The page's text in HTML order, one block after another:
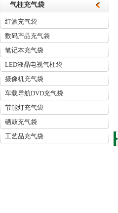
气柱充气袋
红酒充气袋
数码产品充气袋
笔记本充气袋
LED液晶电视气柱袋
摄像机充气袋
车载导航DVD充气袋
节能灯充气袋
硒鼓充气袋
工艺品充气袋